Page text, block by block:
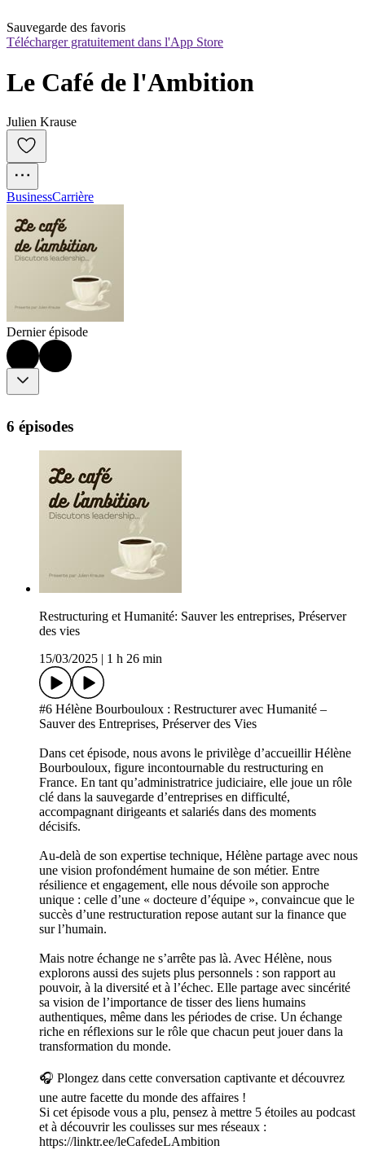
Sauvegarde des favoris
Télécharger gratuitement dans l'App Store
Le Café de l'Ambition
Julien Krause
BusinessCarrière
Dernier épisode
6 épisodes
Restructuring et Humanité: Sauver les entreprises, Préserver
des vies
15/03/2025
1 h 26 min
#6 Hélène Bourbouloux : Restructurer avec Humanité –
Sauver des Entreprises, Préserver des Vies
Dans cet épisode, nous avons le privilège d’accueillir Hélène
Bourbouloux, figure incontournable du restructuring en
France. En tant qu’administratrice judiciaire, elle joue un rôle
clé dans la sauvegarde d’entreprises en difficulté,
accompagnant dirigeants et salariés dans des moments
décisifs.
Au-delà de son expertise technique, Hélène partage avec nous
une vision profondément humaine de son métier. Entre
résilience et engagement, elle nous dévoile son approche
unique : celle d’une « docteure d’équipe », convaincue que le
succès d’une restructuration repose autant sur la finance que
sur l’humain.
Mais notre échange ne s’arrête pas là. Avec Hélène, nous
explorons aussi des sujets plus personnels : son rapport au
pouvoir, à la diversité et à l’échec. Elle partage avec sincérité
sa vision de l’importance de tisser des liens humains
authentiques, même dans les périodes de crise. Un échange
riche en réflexions sur le rôle que chacun peut jouer dans la
transformation du monde.
🎧 Plongez dans cette conversation captivante et découvrez
une autre facette du monde des affaires !
Si cet épisode vous a plu, pensez à mettre 5 étoiles au podcast
et à découvrir les coulisses sur mes réseaux :
https://linktr.ee/leCafedeLAmbition